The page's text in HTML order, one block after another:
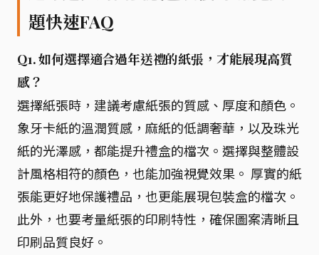
題快速FAQ
Q1. 如何選擇適合過年送禮的紙張，才能展現高質
感？
選擇紙張時，建議考慮紙張的質感、厚度和顏色。
象牙卡紙的溫潤質感，麻紙的低調奢華，以及珠光
紙的光澤感，都能提升禮盒的檔次。選擇與整體設
計風格相符的顏色，也能加強視覺效果。 厚實的紙
張能更好地保護禮品，也更能展現包裝盒的檔次。
此外，也要考量紙張的印刷特性，確保圖案清晰且
印刷品質良好。